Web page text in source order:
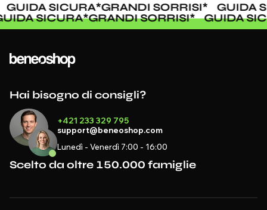
GUIDA SICURA*GRANDI SORRISI*
GUIDA
SICURA*GRANDI SORRISI* GUIDA
Hai bisogno di consigli?
+421 233 329 795
support@beneoshop.com
Lunedì - Venerdì 7:00 - 16:00
Scelto da oltre 150.000 famiglie